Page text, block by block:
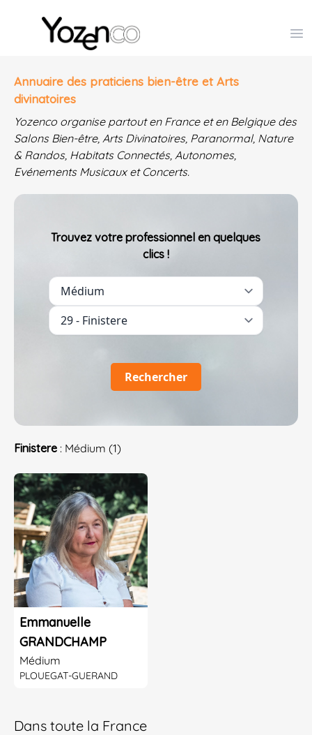
Yozenco - Organisateur de Salons, Evénements et
Annuaire des praticiens bien-être et Arts
divinatoires
Yozenco organise partout en France et en Belgique des
Salons Bien-être, Arts Divinatoires, Paranormal, Nature
& Randos, Habitats Connectés, Autonomes,
Evénements Musicaux et Concerts.
Trouvez votre professionnel en quelques
clics !
Rechercher
Finistere : Médium (1)
Emmanuelle
GRANDCHAMP
Médium
PLOUEGAT-GUERAND
Dans toute la France